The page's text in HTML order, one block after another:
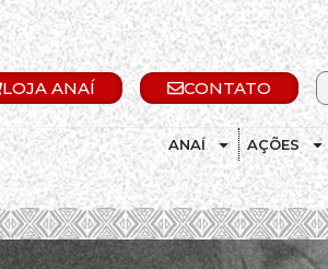
LOJA ANAÍ CONTATO
ANAÍ AÇÕES